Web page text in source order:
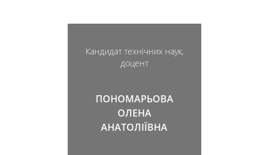
Кандидат технічних наук,
доцент
ПОНОМАРЬОВА
ОЛЕНА
АНАТОЛІЇВНА